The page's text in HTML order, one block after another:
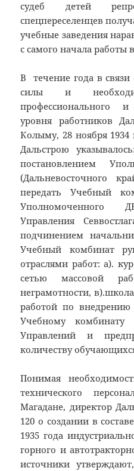
судеб детей
спецпереселенцев
учебные заведения
с самого начала работы
В течение года в
силы и
профессионального и
уровня работников
Колыму, 28 ноября
Дальстрою
постановлением
(Дальневосточного
передать Учебный
Управления
подчинением
Учебный комбинат
отраслями работ: а).
сетью массовой
неграмотности,
работой по
Учебному комбинату
Управлений и
количеству
Понимая
технического
Магадане, директор
120 о создании в
1935 года
горного и
источники